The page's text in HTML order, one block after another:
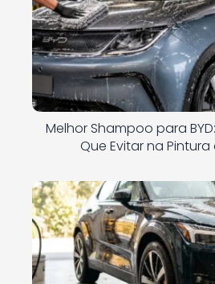
Melhor Shampoo para
Que Evitar na Pintura